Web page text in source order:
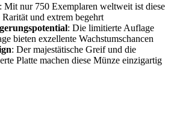
: Mit nur 750 Exemplaren weltweit ist diese
und extrem begehrt
: Die limitierte Auflage
bieten exzellente Wachstumschancen
: Der majestätische Greif und die
Platte machen diese Münze einzigartig